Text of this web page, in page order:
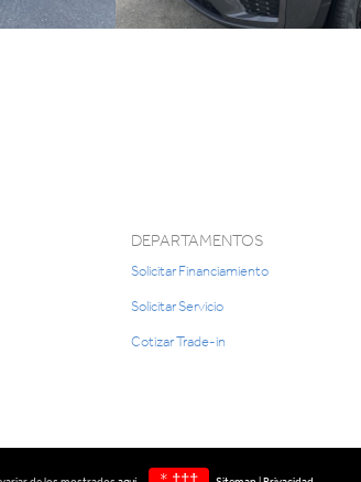
DEPARTAMENTOS
Solicitar Financiamiento
Solicitar Servicio
Cotizar Trade-in